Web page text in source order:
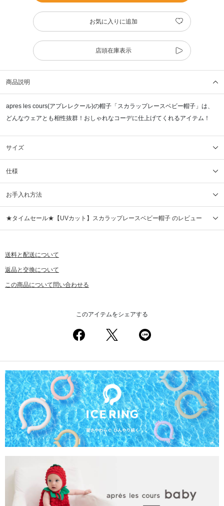
お気に入りに追加
店頭在庫表示
商品説明
apres les cours(アプレレクール)の帽子「スカラップレースベビー帽子」は、
どんなウェアとも相性抜群！おしゃれなコーデに仕上げてくれるアイテム！
サイズ
仕様
お手入れ方法
★タイムセール★【UVカット】スカラップレースベビー帽子 のレビュー
送料と配送について
返品と交換について
この商品について問い合わせる
このアイテムをシェアする